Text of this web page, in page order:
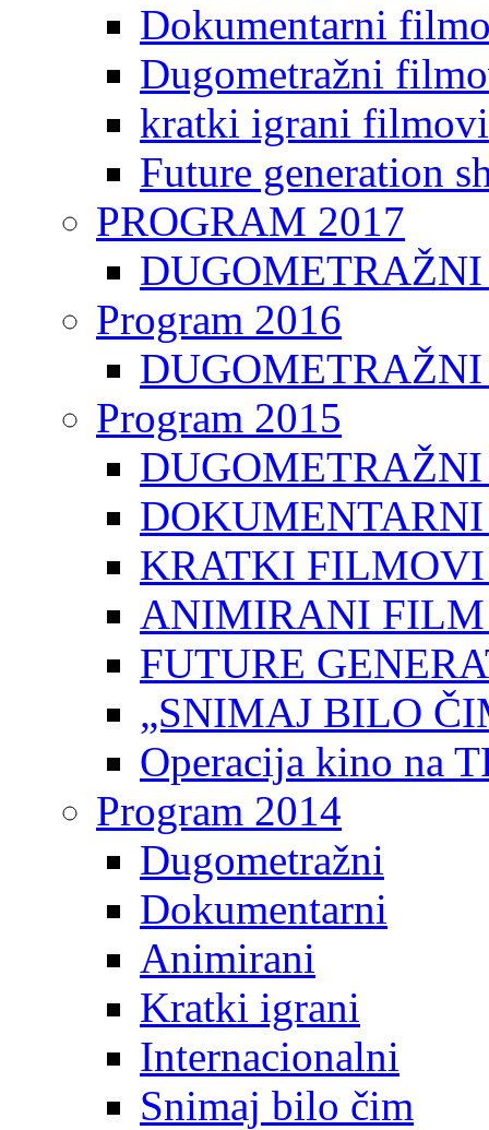
Dokumentarni
Dugometražni
kratki igrani filmovi
Future generation
PROGRAM 2017
Program 2016
Program 2015
KRATKI FILMOVI
ANIMIRANI FILM
FUTURE
„SNIMAJ BILO
Operacija kino na
Program 2014
Dugometražni
Dokumentarni
Animirani
Kratki igrani
Internacionalni
Snimaj bilo čim